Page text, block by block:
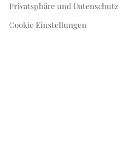
Privatsphäre und Datenschutz
Cookie Einstellungen